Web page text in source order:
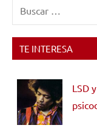
TE INTERESA
LSD